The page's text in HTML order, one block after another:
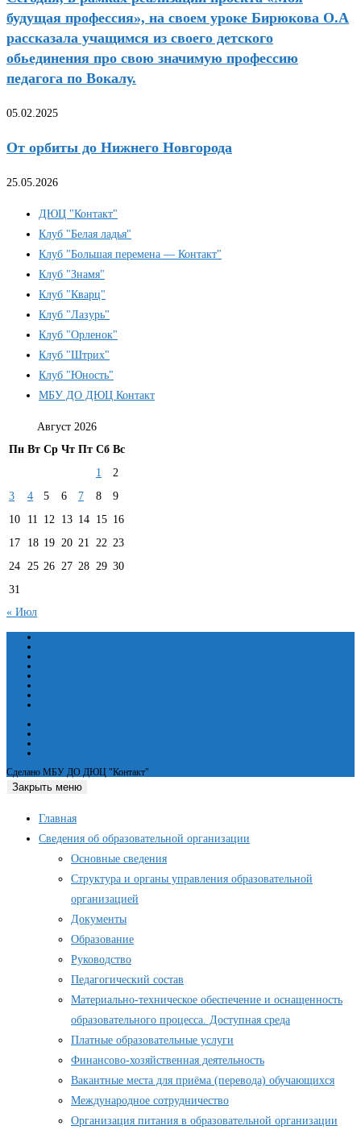
будущая профессия», на своем уроке Бирюкова О.А
рассказала учащимся из своего детского
обьединения про свою значимую профессию
педагога по Вокалу.
05.02.2025
От орбиты до Нижнего Новгорода
25.05.2026
ДЮЦ "Контакт"
Клуб "Белая ладья"
Клуб "Большая перемена — Контакт"
Клуб "Знамя"
Клуб "Кварц"
Клуб "Лазурь"
Клуб "Орленок"
Клуб "Штрих"
Клуб "Юность"
МБУ ДО ДЮЦ Контакт
Август 2026
Пн Вт Ср Чт Пт Сб Вс
1
2
3
4 5 6 7 8
9
10
11 12 13 14 15 16
17
18 19 20 21 22 23
24 25 26 27 28 29 30
31
« Июл
Сделано МБУ ДО ДЮЦ "Контакт"
Закрыть меню
Главная
Сведения об образовательной организации
Основные сведения
Структура и органы управления образовательной
организацией
Документы
Образование
Руководство
Педагогический состав
Материально-техническое обеспечение и оснащенность
образовательного процесса. Доступная среда
Платные образовательные услуги
Финансово-хозяйственная деятельность
Вакантные места для приёма (перевода) обучающихся
Международное сотрудничество
Организация питания в образовательной организации